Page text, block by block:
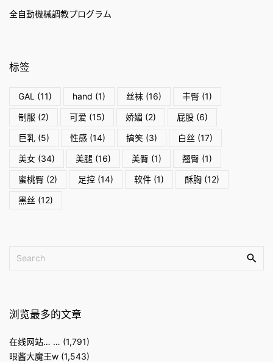
全自動機械調教プログラム
标签
GAL (11) hand (1) 丝袜 (16) 丰臀 (1)
制服 (2) 可爱 (15) 娇媚 (2) 屁股 (6)
巨乳 (5) 性感 (14) 搞笑 (3) 白丝 (17)
美女 (34) 美腿 (16) 美臀 (1) 翘臀 (1)
蜜桃臀 (2) 足控 (14) 软件 (1) 酥胸 (12)
黑丝 (12)
浏览最多的文章
在线网站… … (1,791)
眼酱大魔王w (1,543)